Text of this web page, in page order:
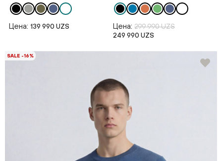
Цена: 139 990 UZS Цена: 299 990 UZS
249 990 UZS
SALE -16%